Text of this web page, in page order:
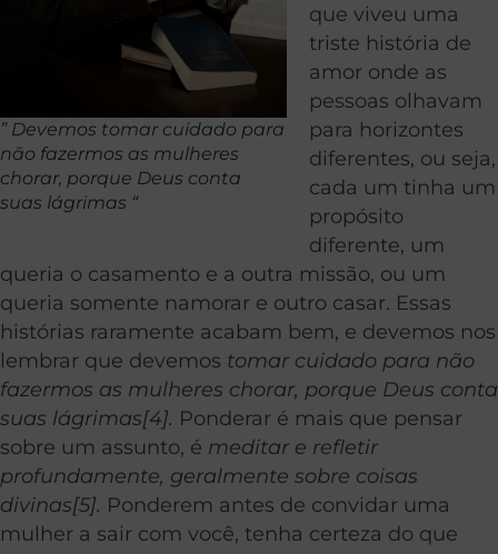
” Devemos tomar cuidado para
não fazermos as mulheres
chorar, porque Deus conta
suas lágrimas “
que viveu uma
triste história de
amor onde as
pessoas olhavam
para horizontes
diferentes, ou seja,
cada um tinha um
propósito
diferente, um
queria o casamento e a outra missão, ou um
queria somente namorar e outro casar. Essas
histórias raramente acabam bem, e devemos nos
lembrar que devemos tomar cuidado para não
fazermos as mulheres chorar, porque Deus conta
suas lágrimas[4]. Ponderar é mais que pensar
sobre um assunto, é meditar e refletir
profundamente, geralmente sobre coisas
divinas[5]. Ponderem antes de convidar uma
mulher a sair com você, tenha certeza do que